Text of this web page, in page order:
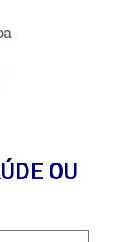
OU